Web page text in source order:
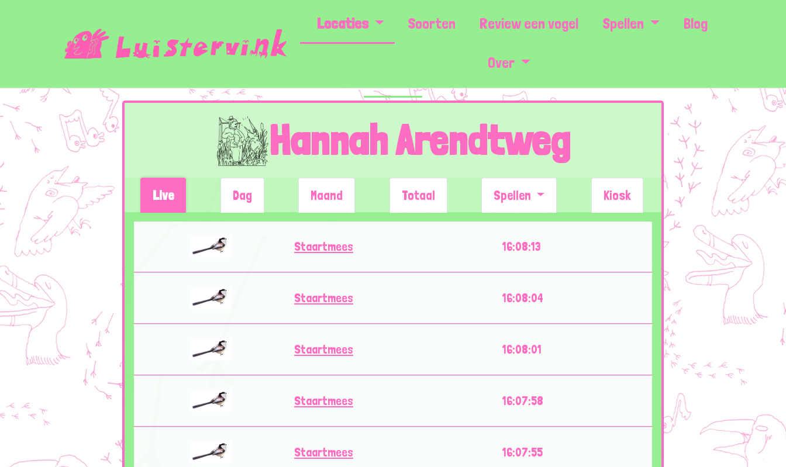
Locaties Soorten Review een vogel Spellen Blog
Over
Hannah Arendtweg
Live Dag Maand Totaal Spellen Kiosk
Staartmees 16:08:13
Staartmees 16:08:04
Staartmees 16:08:01
Staartmees 16:07:58
Staartmees 16:07:55